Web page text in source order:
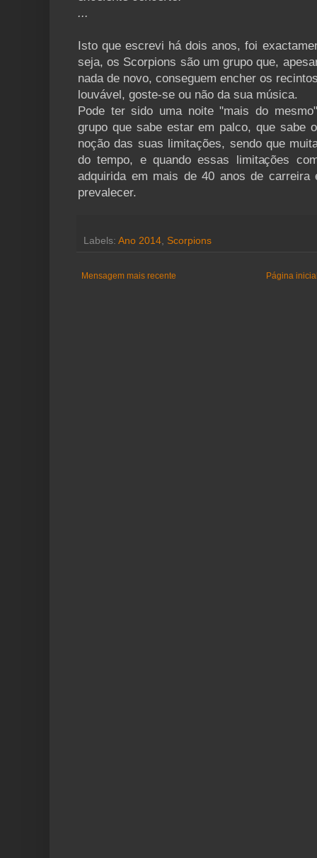
...
Isto que escrevi há dois anos, foi
seja, os Scorpions são um grupo que,
nada de novo, conseguem encher os
louvável, goste-se ou não da sua música.
Pode ter sido uma noite "mais do
grupo que sabe estar em palco, que sabe
noção das suas limitações, sendo que
do tempo, e quando essas limitações
adquirida em mais de 40 anos de carreira
prevalecer.
Labels: Ano 2014, Scorpions
Mensagem mais recente Página